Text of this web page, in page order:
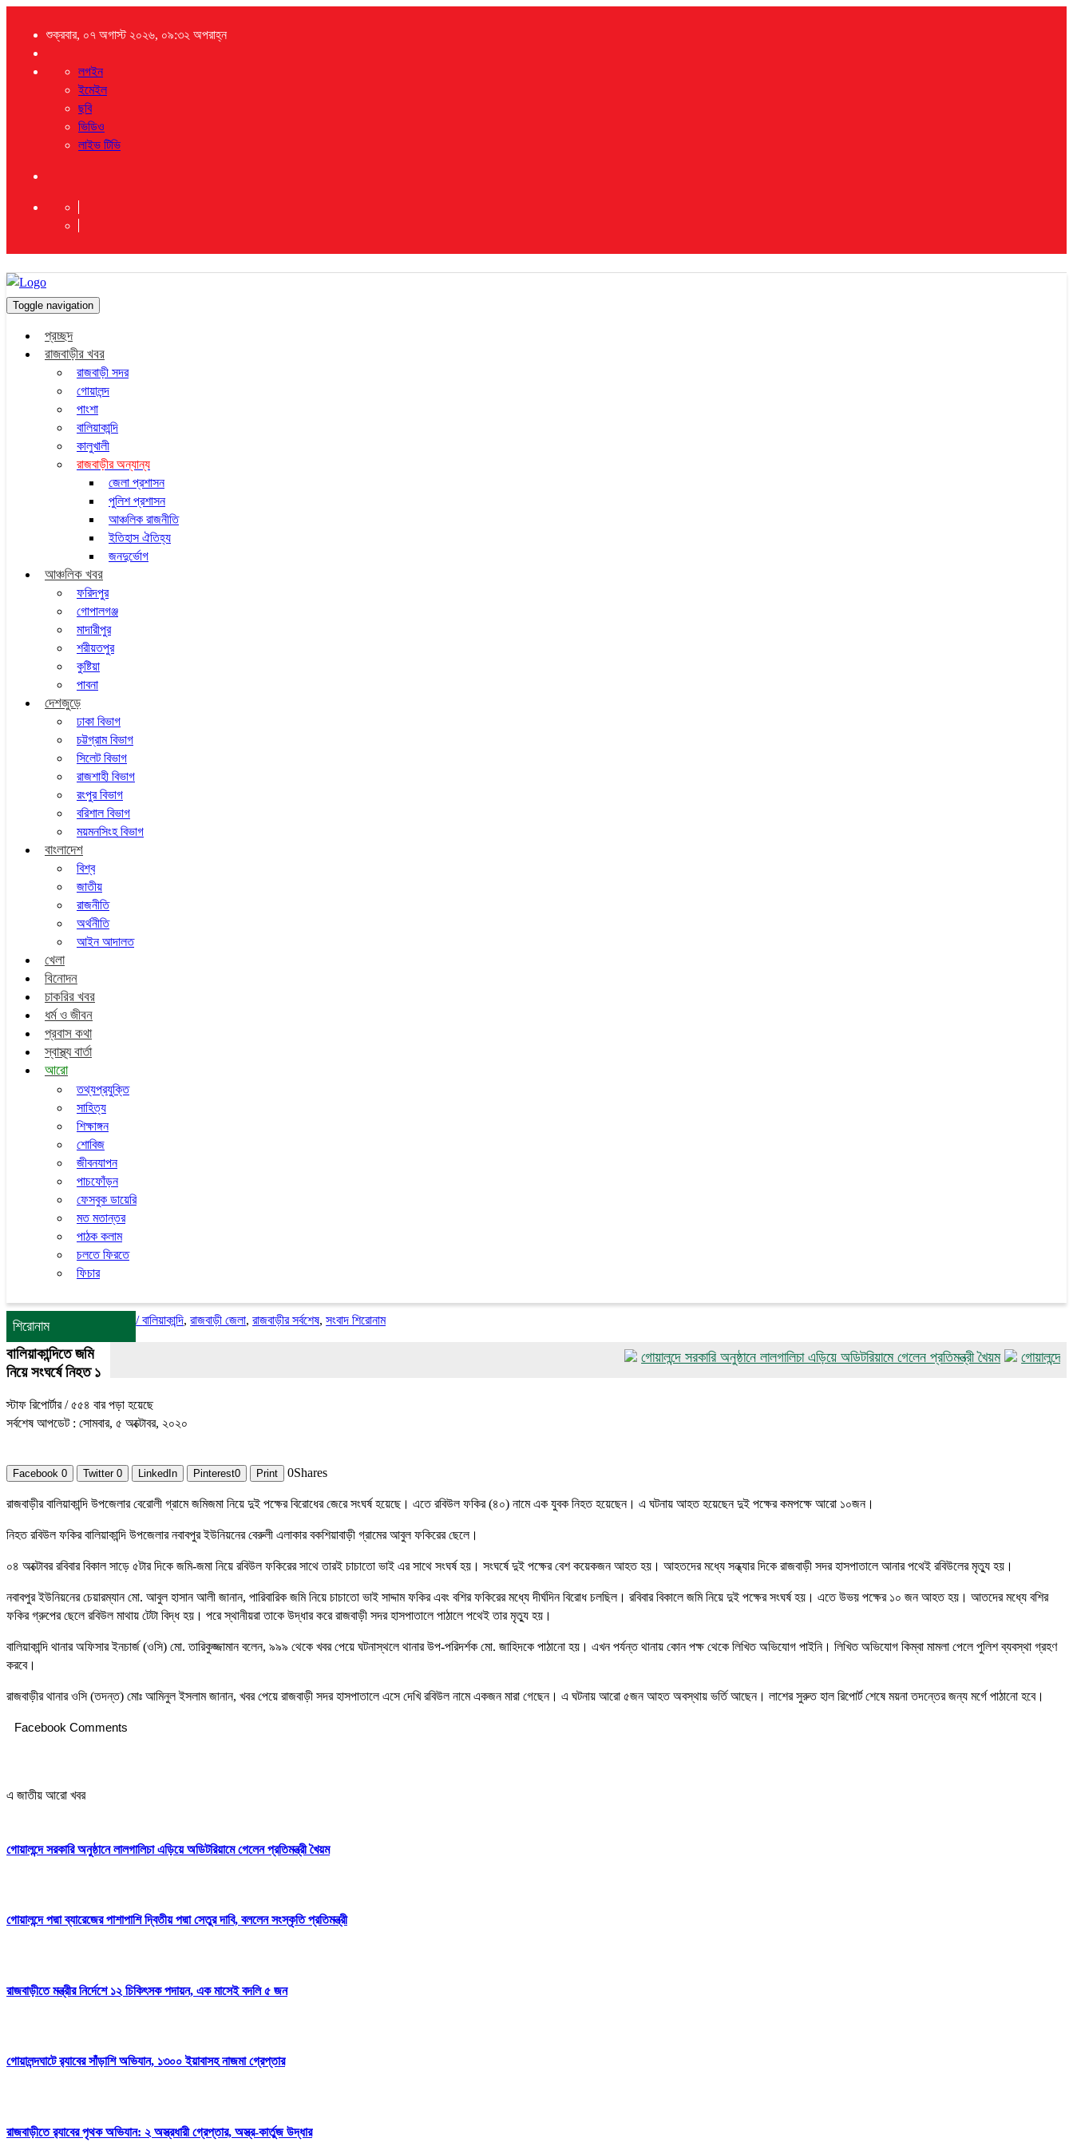
শুক্রবার, ০৭ অগাস্ট ২০২৬, ০৯:৩২ অপরাহ্ন
লগইন
ইমেইল
ছবি
ভিডিও
লাইভ টিভি
Toggle navigation
প্রচ্ছদ
রাজবাড়ীর খবর
রাজবাড়ী সদর
গোয়ালন্দ
পাংশা
বালিয়াকান্দি
কালুখালী
রাজবাড়ীর অন্যান্য
জেলা প্রশাসন
পুলিশ প্রশাসন
আঞ্চলিক রাজনীতি
ইতিহাস ঐতিহ্য
জনদুর্ভোগ
আঞ্চলিক খবর
ফরিদপুর
গোপালগঞ্জ
মাদারীপুর
শরীয়তপুর
কুষ্টিয়া
পাবনা
দেশজুড়ে
ঢাকা বিভাগ
চট্টগ্রাম বিভাগ
সিলেট বিভাগ
রাজশাহী বিভাগ
রংপুর বিভাগ
বরিশাল বিভাগ
ময়মনসিংহ বিভাগ
বাংলাদেশ
বিশ্ব
জাতীয়
রাজনীতি
অর্থনীতি
আইন আদালত
খেলা
বিনোদন
চাকরির খবর
ধর্ম ও জীবন
প্রবাস কথা
স্বাস্থ্য বার্তা
আরো
তথ্যপ্রযুক্তি
সাহিত্য
শিক্ষাঙ্গন
শোবিজ
জীবনযাপন
পাচফোঁড়ন
ফেসবুক ডায়েরি
মত মতান্তর
পাঠক কলাম
চলতে ফিরতে
ফিচার
শিরোনাম
গোয়ালন্দে সরকারি অনুষ্ঠানে লালগালিচা এড়িয়ে অডিটরিয়ামে গেলেন প্রতিমন্ত্রী খৈয়ম
গোয়ালন্দে পদ্মা
/বালিয়াকান্দি,রাজবাড়ী জেলা,রাজবাড়ীর সর্বশেষ,সংবাদ শিরোনাম
বালিয়াকান্দিতে জমি
নিয়ে সংঘর্ষে নিহত ১
স্টাফ রিপোর্টার/ ৫৫৪ বার পড়া হয়েছে
সর্বশেষ আপডেট : সোমবার, ৫ অক্টোবর, ২০২০
Facebook 0 Twitter 0 LinkedIn Pinterest0 Print 0Shares
রাজবাড়ীর বালিয়াকান্দি উপজেলার বেরোলী গ্রামে জমিজমা নিয়ে দুই পক্ষের বিরোধের জেরে সংঘর্ষ হয়েছে। এতে রবিউল ফকির (৪০) নামে এক যুবক নিহত হয়েছেন। এ ঘটনায় আহত হয়েছেন দুই পক্ষের কমপক্ষে আরো ১০জন।
নিহত রবিউল ফকির বালিয়াকান্দি উপজেলার নবাবপুর ইউনিয়নের বেরুলী এলাকার বকশিয়াবাড়ী গ্রামের আবুল ফকিরের ছেলে।
০৪ অক্টোবর রবিবার বিকাল সাড়ে ৫টার দিকে জমি-জমা নিয়ে রবিউল ফকিরের সাথে তারই চাচাতো ভাই এর সাথে সংঘর্ষ হয়। সংঘর্ষে দুই পক্ষের বেশ কয়েকজন আহত হয়। আহতদের মধ্যে সন্ধ্যার দিকে রাজবাড়ী সদর হাসপাতালে আনার পথেই রবিউলের মৃত্যু হয়।
নবাবপুর ইউনিয়নের চেয়ারম্যান মো. আবুল হাসান আলী জানান, পারিবারিক জমি নিয়ে চাচাতো ভাই সাদ্দাম ফকির এবং বশির ফকিরের মধ্যে দীর্ঘদিন বিরোধ চলছিল। রবিবার বিকালে জমি নিয়ে দুই পক্ষের সংঘর্ষ হয়। এতে উভয় পক্ষের ১০ জন আহত হয়। আতদের মধ্যে বশির
ফকির গ্রুপের ছেলে রবিউল মাথায় টেটা বিদ্ধ হয়। পরে স্থানীয়রা তাকে উদ্ধার করে রাজবাড়ী সদর হাসপাতালে পাঠালে পথেই তার মৃত্যু হয়।
বালিয়াকান্দি থানার অফিসার ইনচার্জ (ওসি) মো. তারিকুজ্জামান বলেন, ৯৯৯ থেকে খবর পেয়ে ঘটনাস্থলে থানার উপ-পরিদর্শক মো. জাহিদকে পাঠানো হয়। এখন পর্যন্ত থানায় কোন পক্ষ থেকে লিখিত অভিযোগ পাইনি। লিখিত অভিযোগ কিম্বা মামলা পেলে পুলিশ ব্যবস্থা গ্রহণ
করবে।
রাজবাড়ীর থানার ওসি (তদন্ত) মোঃ আমিনুল ইসলাম জানান, খবর পেয়ে রাজবাড়ী সদর হাসপাতালে এসে দেখি রবিউল নামে একজন মারা গেছেন। এ ঘটনায় আরো ৫জন আহত অবস্থায় ভর্তি আছেন। লাশের সুরুত হাল রিপোর্ট শেষে ময়না তদন্তের জন্য মর্গে পাঠানো হবে।
Facebook Comments
এ জাতীয় আরো খবর
গোয়ালন্দে সরকারি অনুষ্ঠানে লালগালিচা এড়িয়ে অডিটরিয়ামে গেলেন প্রতিমন্ত্রী খৈয়ম
গোয়ালন্দে পদ্মা ব্যারেজের পাশাপাশি দ্বিতীয় পদ্মা সেতুর দাবি, বললেন সংস্কৃতি প্রতিমন্ত্রী
রাজবাড়ীতে মন্ত্রীর নির্দেশে ১২ চিকিৎসক পদায়ন, এক মাসেই বদলি ৫ জন
গোয়ালন্দঘাটে র‌্যাবের সাঁড়াশি অভিযান, ১৩০০ ইয়াবাসহ নাজমা গ্রেপ্তার
রাজবাড়ীতে র‌্যাবের পৃথক অভিযান: ২ অস্ত্রধারী গ্রেপ্তার, অস্ত্র-কার্তুজ উদ্ধার